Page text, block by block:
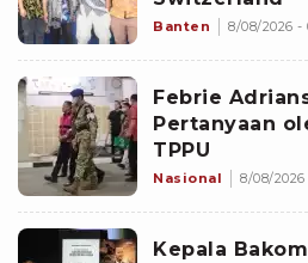
Banten 8/08/2026 -
Febrie
Pertanyaan
TPPU
Nasional 8/08/
Kepala